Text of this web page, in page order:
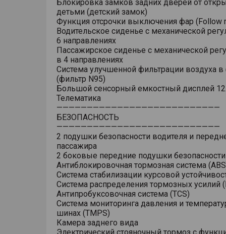
Блокировка замков задних дверей от
детьми (детский замок)
Функция отсрочки выключения фар (Follow
Водительское сиденье с механической
6 направлениях
Пассажирское сиденье с механической
в 4 направлениях
Система улучшенной фильтрации воздуха в
(фильтр N95)
Большой сенсорный емкостный дисплей
Телематика
———————————————————————————
БЕЗОПАСНОСТЬ
———————————————————————————
2 подушки безопасности водителя и
пассажира
2 боковые передние подушки безопасности
Антиблокировочная тормозная система
Система стабилизации курсовой
Система распределения тормозных усилий
Антипробуксовочная система (TCS)
Система мониторинга давления и
шинах (TMPS)
Камера заднего вида